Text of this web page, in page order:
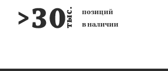
позиций
в наличии